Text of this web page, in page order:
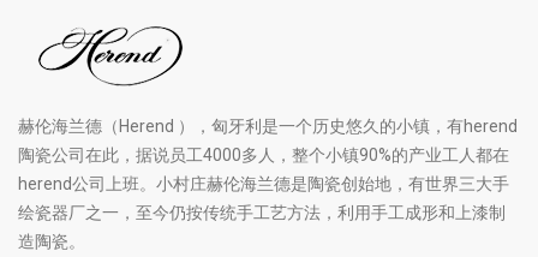
赫伦海兰德（Herend ），匈牙利是一个历史悠久的小镇，有herend
陶瓷公司在此，据说员工4000多人，整个小镇90%的产业工人都在
herend公司上班。小村庄赫伦海兰德是陶瓷创始地，有世界三大手
绘瓷器厂之一，至今仍按传统手工艺方法，利用手工成形和上漆制
造陶瓷。